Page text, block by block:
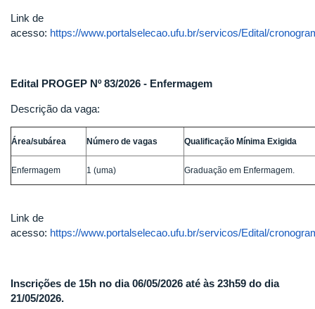
Link de
acesso: https://www.portalselecao.ufu.br/servicos/Edital/
Edital PROGEP Nº 83/2026 - Enfermagem
Descrição da vaga:
Área/subárea Número de vagas Qualificação Mínima Exigida
Enfermagem 1 (uma) Graduação em Enfermagem.
Link de
acesso: https://www.portalselecao.ufu.br/servicos/Edital/
Inscrições de 15h no dia 06/05/2026 até às 23h59 do dia
21/05/2026.